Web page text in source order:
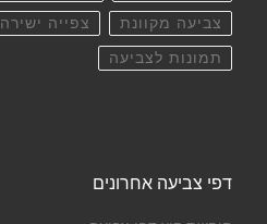
צביעה מקוונת צפייה ישירה
תמונות לצביעה
דפי צביעה אחרונים